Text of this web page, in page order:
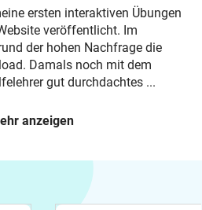
ersten interaktiven Übungen
veröffentlicht. Im
der hohen Nachfrage die
Damals noch mit dem
gut durchdachtes ...
anzeigen